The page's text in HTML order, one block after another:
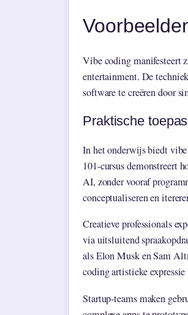
Vibe coding manifesteert
entertainment. De
software te creëren door
Praktische
In het onderwijs biedt
101-cursus demonstreert
AI, zonder vooraf
conceptualiseren en
Creatieve professionals
via uitsluitend
als Elon Musk en Sam
coding artistieke
Startup-teams maken